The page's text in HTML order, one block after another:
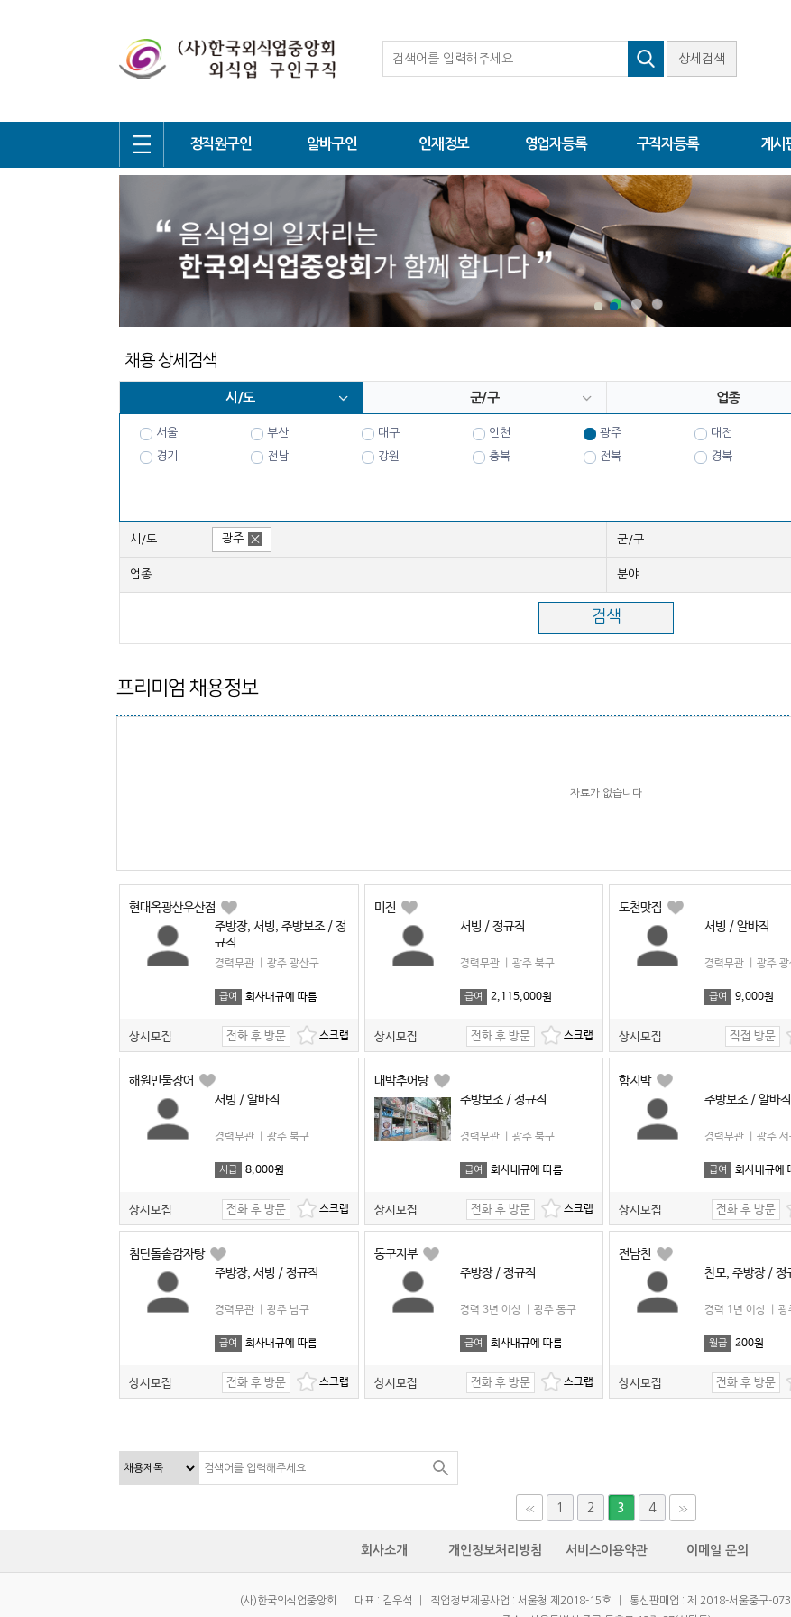
상세검색
정직원구인 알바구인 인재정보 영업자등록 구직자등록 게시
채용 상세검색
시/도 군/구 업종
서울 부산 대구 인천 광주 대전
경기
전남 강원 충북 전북 경북
시/도 광주 군/구
업종 분야
프리미엄 채용정보
자료가 없습니다
현대옥광산우산점
주방장, 서빙, 주방보조 / 정
규직
경력무관 광주 광산구
급여 회사내규에 따름
상시모집 전화 후 방문
미진
서빙 / 정규직
경력무관 광주 북구
급여 2,115,000원
상시모집 전화 후 방문
도천맛집
서빙 / 알바직
경력무관 광주
급여 9,000원
상시모집 직접 방문
해원민물장어
서빙 / 알바직
경력무관 광주 북구
시급 8,000원
상시모집 전화 후 방문
대박추어탕
주방보조 / 정규직
경력무관 광주 북구
급여 회사내규에 따름
상시모집 전화 후 방문
함지박
주방보조 / 알바직
경력무관 광주
급여 회사내규에
상시모집 전화 후 방문
첨단돌솥감자탕
주방장, 서빙 / 정규직
경력무관 광주 남구
급여 회사내규에 따름
상시모집 전화 후 방문
동구지부
주방장 / 정규직
경력 3년 이상 광주 동구
급여 회사내규에 따름
상시모집 전화 후 방문
전남친
찬모, 주방장 / 정
경력 1년 이상 광
월급 200원
상시모집 전화 후 방문
1 2 3 4
회사소개 개인정보처리방침 서비스이용약관 이메일 문의
(사)한국외식업중앙회 대표 : 김우석 직업정보제공사업 : 서울청 제2018-15호 통신판매업 : 제 2018-서울중구-